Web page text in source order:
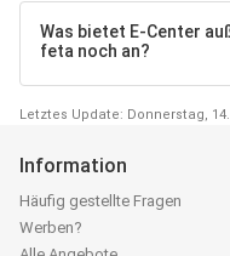
Was bietet E-Center
feta noch an?
Letztes Update: Donnerstag,
Information
Häufig gestellte Fragen
Werben?